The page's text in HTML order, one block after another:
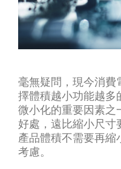
毫無疑問，現今消費
擇體積越小功能越多
微小化的重要因素之
好處，遠比縮小尺寸
產品體積不需要再
考慮。